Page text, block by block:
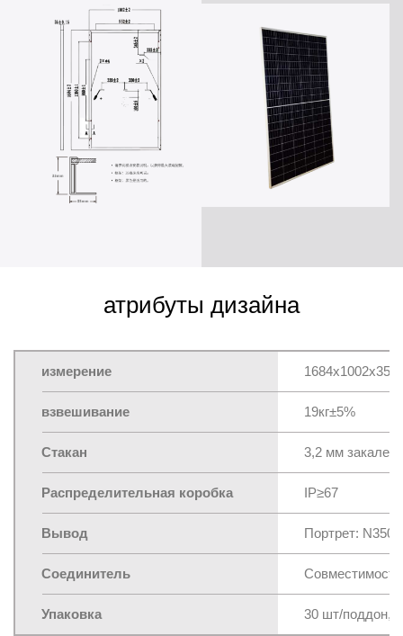
атрибуты дизайна
измерение 1684x1002x35
взвешивание 19кг±5%
Стакан 3,2 мм
Распределительная коробка IP≥67
Вывод Портрет:
Соединитель
Упаковка 30 шт/поддон,